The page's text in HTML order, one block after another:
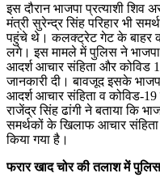
इस दौरान भाजपा प्रत्याशी शिव
मंत्री सुरेन्द्र सिंह परिहार भी
पहुंचे थे। कलक्ट्रेट गेट के बाहर
लगे। इस मामले में पुलिस ने भाजपा
आदर्श आचार संहिता और कोविड
जानकारी दी। बावजूद इसके
आदर्श आचार संहिता व कोविड-
राजेंद्र सिंह ढांगी ने बताया कि
समर्थकों के खिलाफ आचार
किया गया है।
फरार खाद चोर की तलाश में